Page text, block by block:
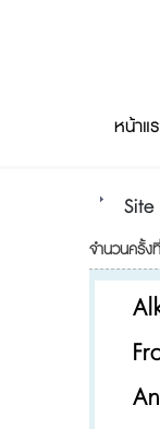
หน้าแ
จำนวนครั้ง